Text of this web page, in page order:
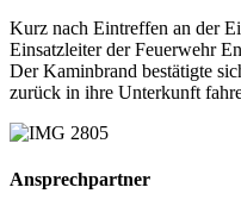
Kurz nach Eintreffen an der
Einsatzleiter der Feuerwehr
Der Kaminbrand bestätigte
zurück in ihre Unterkunft
Ansprechpartner